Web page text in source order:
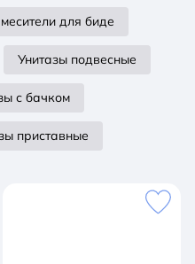
для биде
Унитазы подвесные
с бачком
приставные